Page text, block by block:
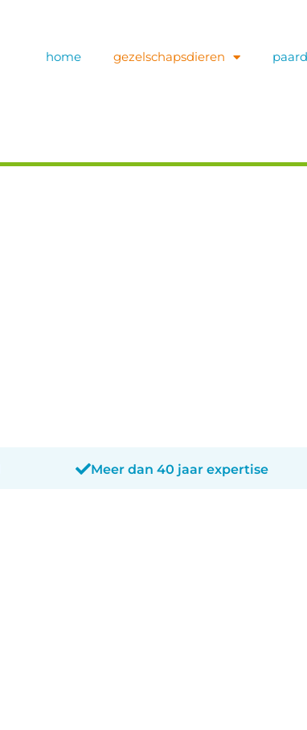
home gezelschapsdieren paard
Meer dan 40 jaar expertise